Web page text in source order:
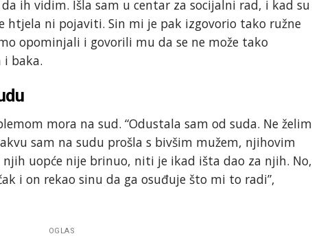
ih vidim. Išla sam u centar za socijalni rad, i kad su
htjela ni pojaviti. Sin mi je pak izgovorio tako ružne
opominjali i govorili mu da se ne može tako
i baka.
mora na sud. “Odustala sam od suda. Ne želim
sam na sudu prošla s bivšim mužem, njihovim
uopće nije brinuo, niti je ikad išta dao za njih. No,
i on rekao sinu da ga osuđuje što mi to radi”,
OGLAS